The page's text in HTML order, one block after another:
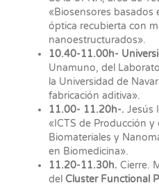
«Biosensores
óptica recubierta con
nanoestructurados».
10.40-11.00h-
Unamuno, del
la Universidad de
fabricación aditiva».
11.00- 11.20h-. Jesús
«ICTS de Producción y
Biomateriales y
en Biomedicina».
11.20-11.30h. Cierre.
del Cluster Functional